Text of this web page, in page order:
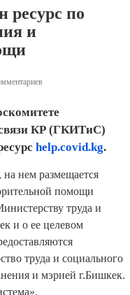
ресурс по
и
КР (ГКИТиС)
help.covid.kg.
нем размещается
помощи
труда и
и о ее целевом
труда и социального
и мэрией г.Бишкек.